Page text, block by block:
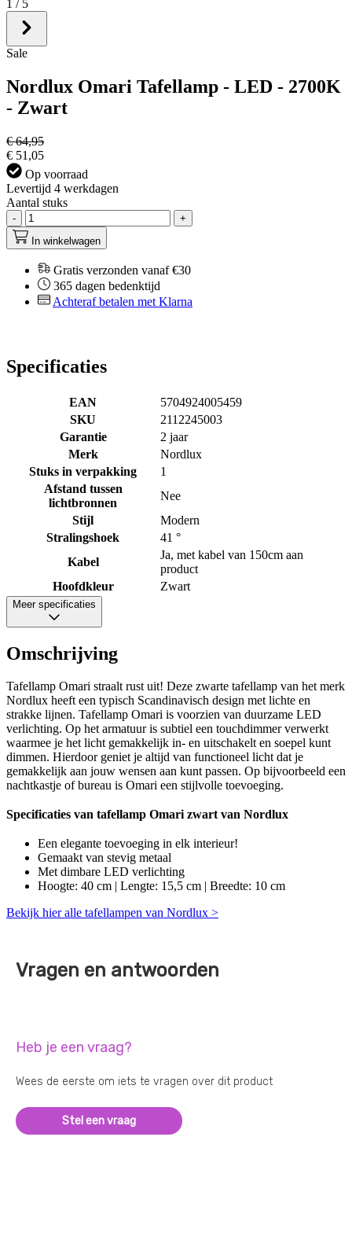
1 / 5
Sale
Nordlux Omari Tafellamp - LED - 2700K
- Zwart
€ 64,95
€ 51,05
Op voorraad
Levertijd 4 werkdagen
Aantal stuks
-
+
In winkelwagen
Gratis verzonden vanaf €30
365 dagen bedenktijd
Achteraf betalen met Klarna
Specificaties
EAN
5704924005459
SKU
2112245003
Garantie
2 jaar
Merk
Nordlux
Stuks in verpakking
1
Afstand tussen
lichtbronnen
Nee
Stijl
Modern
Stralingshoek
41 °
Kabel
Ja, met kabel van 150cm aan
product
Hoofdkleur
Zwart
Meer specificaties
Omschrijving
Tafellamp Omari straalt rust uit! Deze zwarte tafellamp van het merk
Nordlux heeft een typisch Scandinavisch design met lichte en
strakke lijnen. Tafellamp Omari is voorzien van duurzame LED
verlichting. Op het armatuur is subtiel een touchdimmer verwerkt
waarmee je het licht gemakkelijk in- en uitschakelt en soepel kunt
dimmen. Hierdoor geniet je altijd van functioneel licht dat je
gemakkelijk aan jouw wensen aan kunt passen. Op bijvoorbeeld een
nachtkastje of bureau is Omari een stijlvolle toevoeging.
Specificaties van tafellamp Omari zwart van Nordlux
Een elegante toevoeging in elk interieur!
Gemaakt van stevig metaal
Met dimbare LED verlichting
Hoogte: 40 cm | Lengte: 15,5 cm | Breedte: 10 cm
Bekijk hier alle tafellampen van Nordlux >
Vragen en antwoorden
Heb je een vraag?
Wees de eerste om iets te vragen over dit product
Stel een vraag